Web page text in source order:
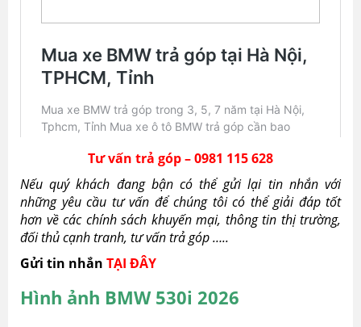
Tư vấn trả góp – 0981 115 628
Nếu quý khách đang bận có thể gửi lại tin nhắn với
những yêu cầu tư vấn để chúng tôi có thể giải đáp tốt
hơn về các chính sách khuyến mại, thông tin thị trường,
đối thủ cạnh tranh, tư vấn trả góp …..
Gửi tin nhắn TẠI ĐÂY
Hình ảnh BMW 530i 2026